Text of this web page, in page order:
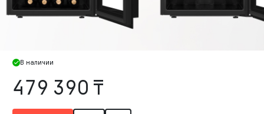
В наличии
479 390 ₸